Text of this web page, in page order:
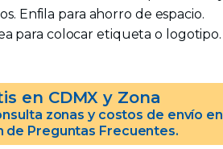
Enfila para ahorro de espacio.
para colocar etiqueta o logotipo.
en CDMX y Zona
zonas y costos de envío en
de Preguntas Frecuentes.